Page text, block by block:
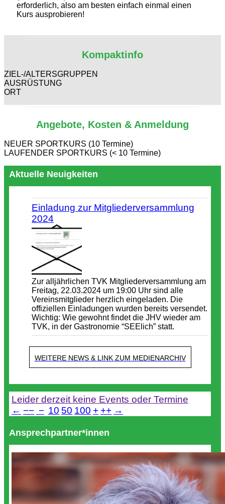
erforderlich, also am besten einfach einmal einen
Kurs ausprobieren!
Kompaktinfo
ZIEL-/ALTERSGRUPPEN
AUSRÜSTUNG
ORT
Angebote, Kosten & Anmeldung
NEUER SPORTKURS (10 Termine)
LAUFENDER SPORTKURS (< 10 Termine)
Aktuelle Neuigkeiten
Einladung zur Mitgliederversammlung
2024
Zur alljährlichen TVK Mitgliederversammlung am
Freitag, 22.03.2024 um 19:00 Uhr sind alle
Vereinsmitglieder herzlich eingeladen. Die
offiziellen Einladungen wurden bereits versendet.
Wichtig: Wie gewohnt findet die JHV wieder am
TVK, in der Gastronomie “SEElich” statt.
WEITERE NEWS & LINK ZUM MEDIENARCHIV
Leider derzeit keine Events oder Termine
← −− − 10 50 100 + ++ →
Ansprechpartner*innen